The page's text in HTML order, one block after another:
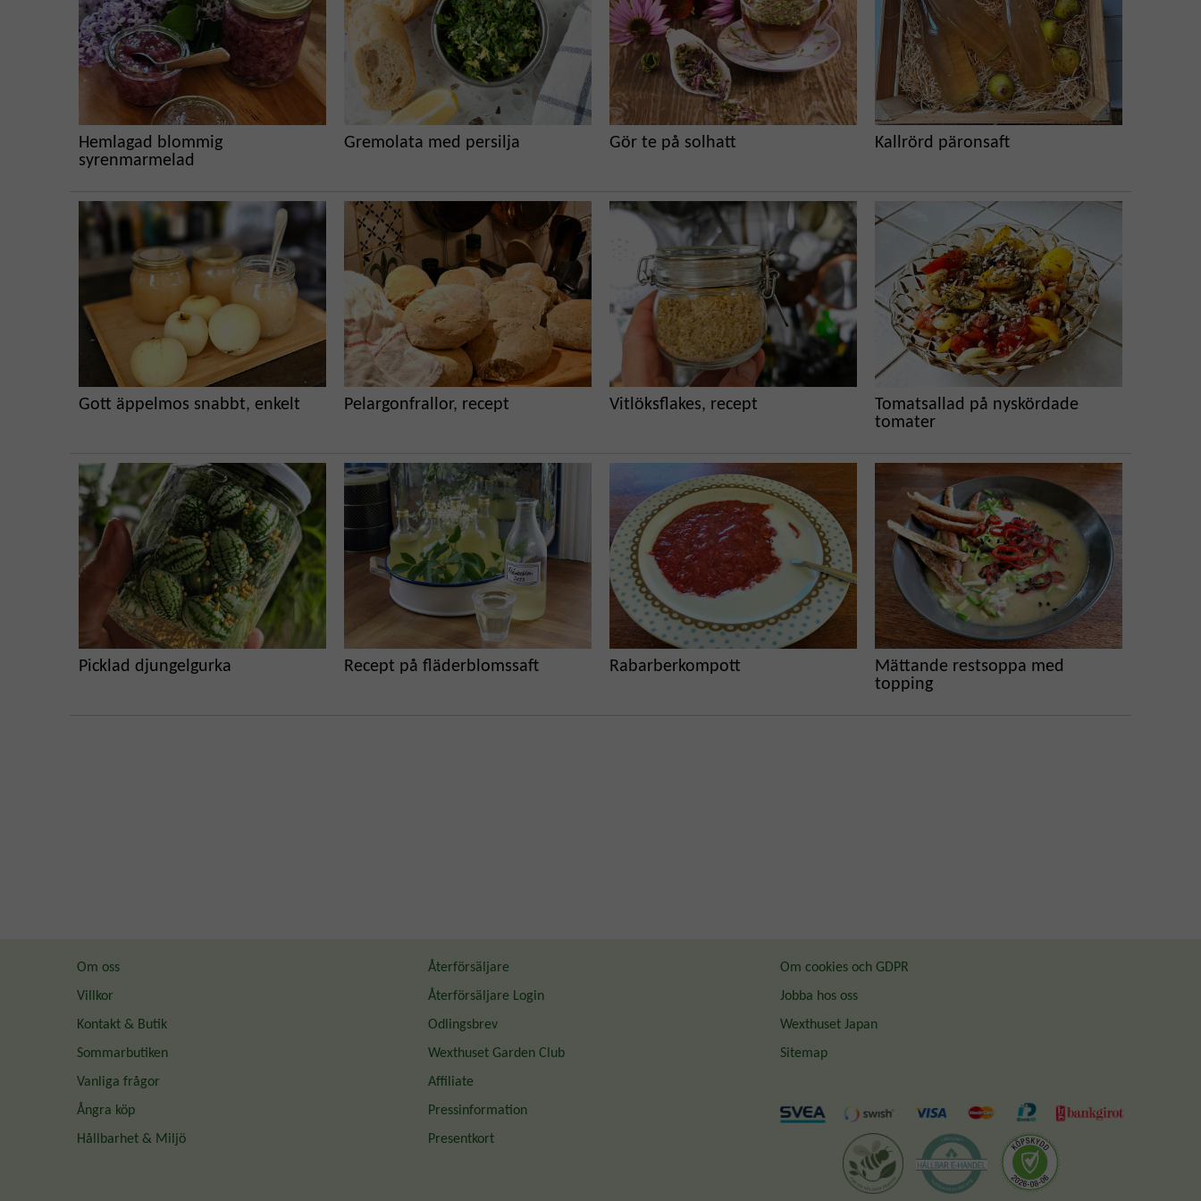
Hemlagad blommig
syrenmarmelad
Gremolata med persilja Gör te på solhatt Kallrörd päronsaft
Gott äppelmos snabbt, enkelt Pelargonfrallor, recept Vitlöksflakes, recept
Tomatsallad på nyskördade
tomater
Picklad djungelgurka Recept på fläderblomssaft Rabarberkompott
Mättande restsoppa med
topping
Om oss
Villkor
Kontakt & Butik
Sommarbutiken
Vanliga frågor
Ångra köp
Hållbarhet & Miljö
Återförsäljare
Återförsäljare Login
Odlingsbrev
Wexthuset Garden Club
Affiliate
Pressinformation
Presentkort
Om cookies och GDPR
Jobba hos oss
Wexthuset Japan
Sitemap